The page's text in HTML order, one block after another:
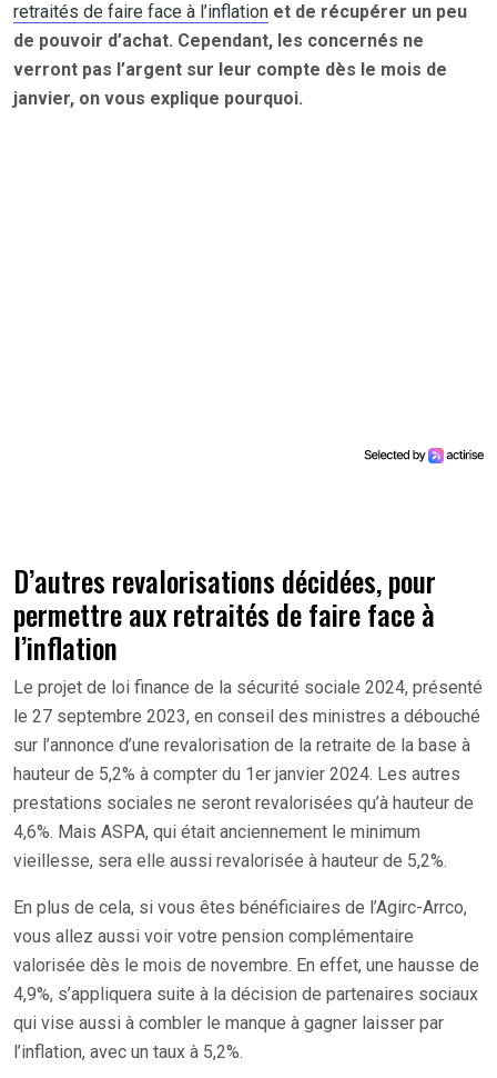
retraités de faire face à l’inflation et de récupérer un peu
de pouvoir d’achat. Cependant, les concernés ne
verront pas l’argent sur leur compte dès le mois de
janvier, on vous explique pourquoi.
D’autres revalorisations décidées, pour
permettre aux retraités de faire face à
l’inflation
Le projet de loi finance de la sécurité sociale 2024, présenté
le 27 septembre 2023, en conseil des ministres a débouché
sur l’annonce d’une revalorisation de la retraite de la base à
hauteur de 5,2% à compter du 1er janvier 2024. Les autres
prestations sociales ne seront revalorisées qu’à hauteur de
4,6%. Mais ASPA, qui était anciennement le minimum
vieillesse, sera elle aussi revalorisée à hauteur de 5,2%.
En plus de cela, si vous êtes bénéficiaires de l’Agirc-Arrco,
vous allez aussi voir votre pension complémentaire
valorisée dès le mois de novembre. En effet, une hausse de
4,9%, s’appliquera suite à la décision de partenaires sociaux
qui vise aussi à combler le manque à gagner laisser par
l’inflation, avec un taux à 5,2%.